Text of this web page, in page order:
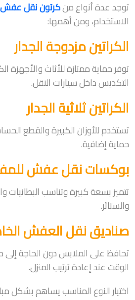
توجد عدة أنواع منكرتون نقل عفش
الاستخدام، ومن أهمها:
الكراتين مزدوجة الجدار
توفر حماية ممتازة للأثاث والأجهزة
التكديس داخل سيارات النقل.
الكراتين ثلاثية الجدار
تستخدم للأوزان الكبيرة والقطع
حماية إضافية.
بوكسات نقل عفش
تتميز بسعة كبيرة وتناسب البطانيات
والستائر.
صناديق نقل العفش
تحافظ على الملابس دون الحاجة إلى
الوقت عند إعادة ترتيب المنزل.
اختيار النوع المناسب يساهم بشكل